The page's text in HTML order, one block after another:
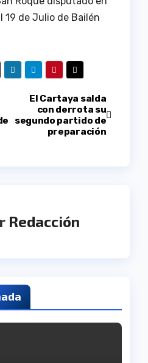
19 de Julio de Bailén
El Cartaya salda
con derrota su
segundo partido de
preparación
Redacción